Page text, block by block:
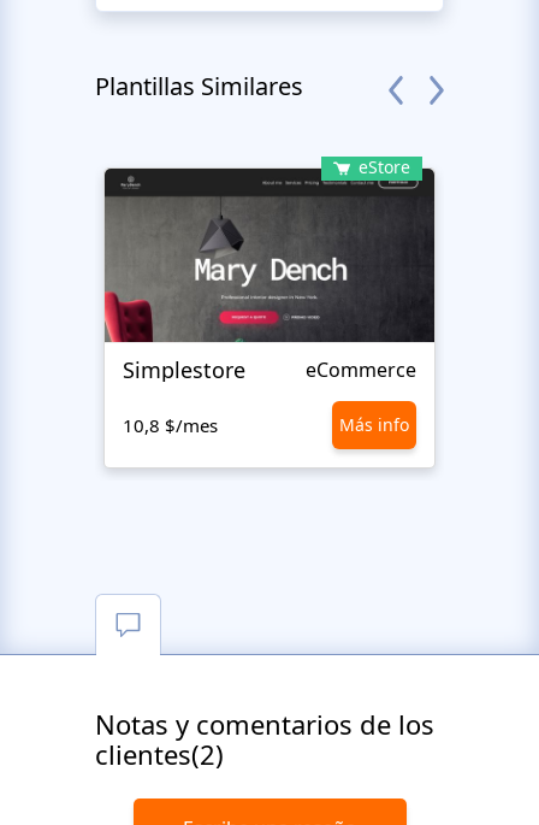
Plantillas Similares
eStore
Simplestore eCommerce
10,8 $/mes Más info
Notas y comentarios de los
clientes(2)